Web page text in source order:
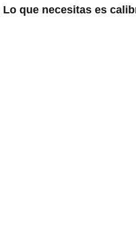
Lo que necesitas es